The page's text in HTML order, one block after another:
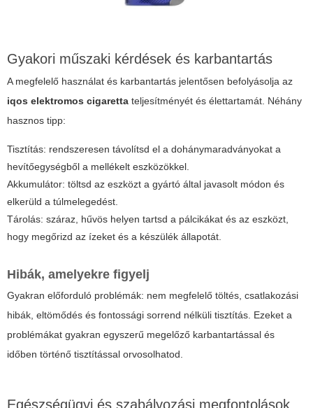
Gyakori műszaki kérdések és karbantartás
A megfelelő használat és karbantartás jelentősen befolyásolja az
iqos elektromos cigaretta teljesítményét és élettartamát. Néhány
hasznos tipp:
Tisztítás: rendszeresen távolítsd el a dohánymaradványokat a
hevítőegységből a mellékelt eszközökkel.
Akkumulátor: töltsd az eszközt a gyártó által javasolt módon és
elkerüld a túlmelegedést.
Tárolás: száraz, hűvös helyen tartsd a pálcikákat és az eszközt,
hogy megőrizd az ízeket és a készülék állapotát.
Hibák, amelyekre figyelj
Gyakran előforduló problémák: nem megfelelő töltés, csatlakozási
hibák, eltömődés és fontossági sorrend nélküli tisztítás. Ezeket a
problémákat gyakran egyszerű megelőző karbantartással és
időben történő tisztítással orvosolhatod.
Egészségügyi és szabályozási megfontolások